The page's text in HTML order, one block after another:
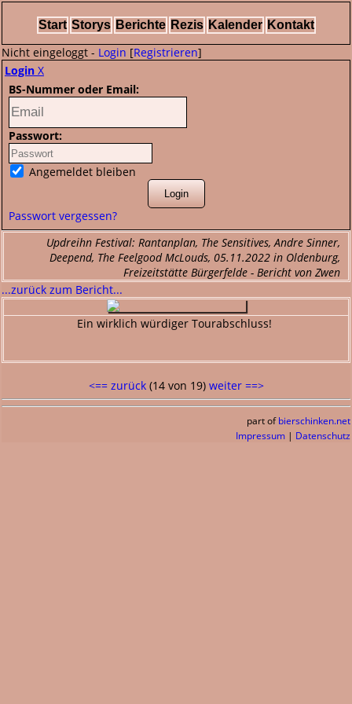
Start Storys Berichte Rezis Kalender Kontakt
Nicht eingeloggt - Login [Registrieren]
Login X
BS-Nummer oder Email:
Passwort:
Angemeldet bleiben
Passwort vergessen?
Updreihn Festival: Rantanplan, The Sensitives, Andre Sinner,
Deepend, The Feelgood McLouds, 05.11.2022 in Oldenburg,
Freizeitstätte Bürgerfelde - Bericht von Zwen
...zurück zum Bericht...
Ein wirklich würdiger Tourabschluss!
<== zurück(14 von 19) weiter ==>
part of bierschinken.net
Impressum | Datenschutz